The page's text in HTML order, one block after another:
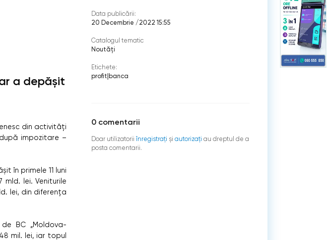
a depășit
din activități
impozitare –
în primele 11 luni
mld. lei. Veniturile
lei, din diferența
BC „Moldova-
mil. lei, iar topul
Data publicării:
20 Decembrie /2022 15:55
Catalogul tematic
Noutăți
Etichete:
profit banca
0 comentarii
Doar utilizatorii înregistraţi şi autorizați au dreptul de a
posta comentarii.